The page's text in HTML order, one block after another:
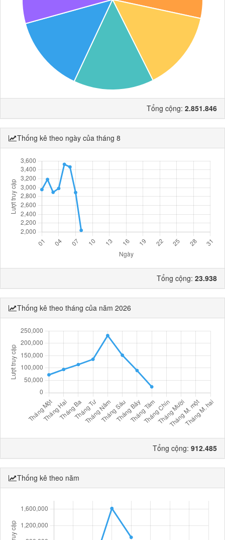
Tổng cộng: 2.851.846
Thống kê theo ngày của tháng 8
Tổng cộng: 23.938
Thống kê theo tháng của năm 2026
Tổng cộng: 912.485
Thống kê theo năm